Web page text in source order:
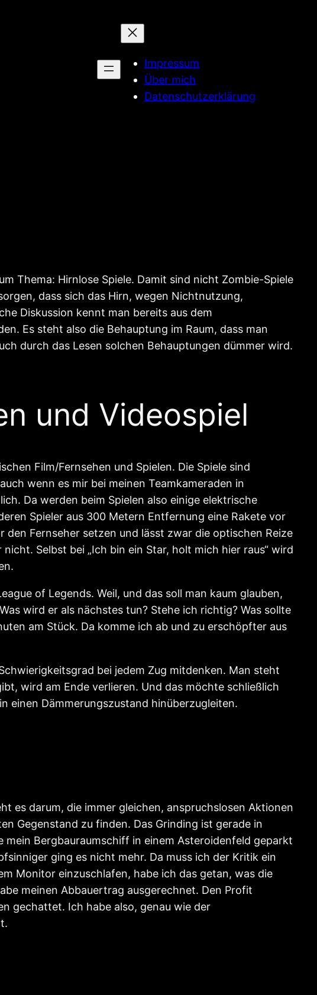
Impressum
Über mich
Datenschutzerklärung
Thema: Hirnlose Spiele. Damit sind nicht Zombie-Spiele
dass sich das Hirn, wegen Nichtnutzung,
Diskussion kennt man bereits aus dem
Es steht also die Behauptung im Raum, dass man
durch das Lesen solchen Behauptungen dümmer wird.
und Videospiel
Film/Fernsehen und Spielen. Die Spiele sind
wenn es mir bei meinen Teamkameraden in
Da werden beim Spielen also einige elektrische
Spieler aus 300 Metern Entfernung eine Rakete vor
Fernseher setzen und lässt zwar die optischen Reize
Selbst bei „Ich bin ein Star, holt mich hier raus“ wird
of Legends. Weil, und das soll man kaum glauben,
wird er als nächstes tun? Stehe ich richtig? Was sollte
am Stück. Da komme ich ab und zu erschöpfter aus
bei jedem Zug mitdenken. Man steht
wird am Ende verlieren. Und das möchte schließlich
einen Dämmerungszustand hinüberzugleiten.
es darum, die immer gleichen, anspruchslosen Aktionen
Gegenstand zu finden. Das Grinding ist gerade in
mein Bergbauraumschiff in einem Asteroidenfeld geparkt
ging es nicht mehr. Da muss ich der Kritik ein
Monitor einzuschlafen, habe ich das getan, was die
meinen Abbauertrag ausgerechnet. Den Profit
gechattet. Ich habe also, genau wie der